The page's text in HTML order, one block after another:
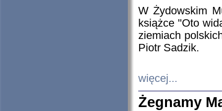
W Żydowskim
książce "Oto
ziemiach
Piotr Sadzik.
więcej...
Żegnamy